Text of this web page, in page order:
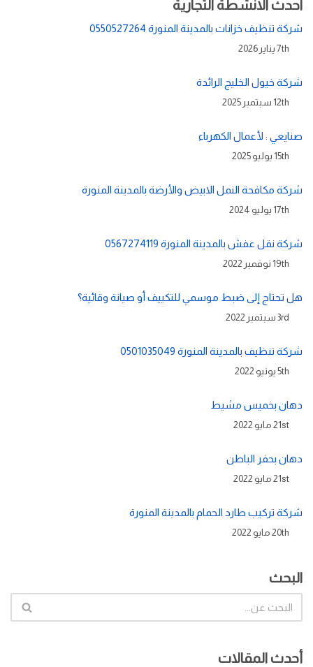
احدث الانشطة التجارية
شركة تنظيف خزانات بالمدينة المنورة 0550527264
7th يناير 2026
شركة خيول الخليج الرائدة
12th سبتمبر 2025
صنايعي : لأعمال الكهرباء
15th يوليو 2025
شركة مكافحة النمل الابيض والأرضة بالمدينة المنورة
17th يوليو 2024
شركة نقل عفش بالمدينة المنورة 0567274119
19th نوفمبر 2022
هل تحتاج إلى ضبط موسمي للتكييف أو صيانة وقائية؟
3rd سبتمبر 2022
شركة تنظيف بالمدينة المنورة 0501035049
5th يونيو 2022
دهان بخميس مشيط
21st مايو 2022
دهان بحفر الباطن
21st مايو 2022
شركة تركيب طارد الحمام بالمدينة المنورة
20th مايو 2022
البحث
أحدث المقالات